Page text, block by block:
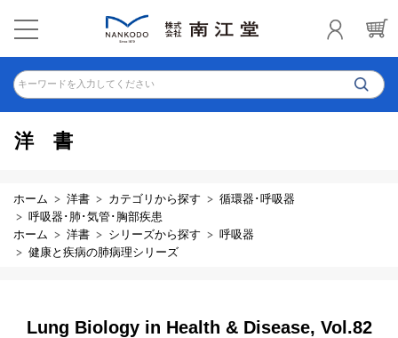
キーワードを入力してください
洋書
ホーム 洋書 カテゴリから探す
循環器･呼吸器
呼吸器･肺･気管･胸部疾患
ホーム
洋書 シリーズから探す
呼吸器
健康と疾病の肺病理シリーズ
Lung Biology in Health & Disease, Vol.82